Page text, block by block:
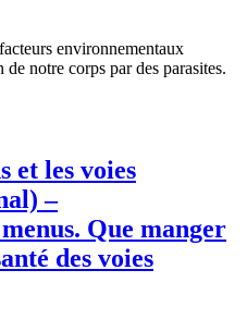
environnementaux
notre corps par des parasites.
et les voies
–
Que manger
des voies